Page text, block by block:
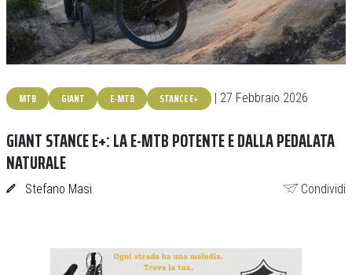
MTB GIANT E-MTB STANCE E+ | 27 Febbraio 2026
GIANT STANCE E+: LA E-MTB POTENTE E DALLA PEDALATA
NATURALE
Stefano Masi Condividi